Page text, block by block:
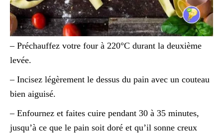
– Préchauffez votre four à 220°C durant la deuxième
levée.
– Incisez légèrement le dessus du pain avec un couteau
bien aiguisé.
– Enfournez et faites cuire pendant 30 à 35 minutes,
jusqu’à ce que le pain soit doré et qu’il sonne creux